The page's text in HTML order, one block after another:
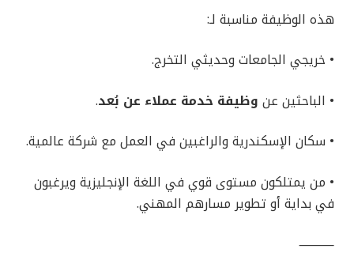
هذه الوظيفة مناسبة لـ:
• خريجي الجامعات وحديثي التخرج.
• الباحثين عن وظيفة خدمة عملاء عن بُعد.
• سكان الإسكندرية والراغبين في العمل مع شركة عالمية.
• من يمتلكون مستوى قوي في اللغة الإنجليزية ويرغبون
في بداية أو تطوير مسارهم المهني.
⸻